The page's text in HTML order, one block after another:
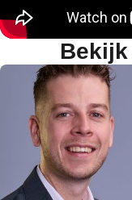
Bekijk